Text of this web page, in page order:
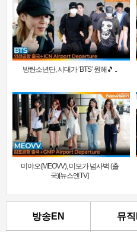
방탄소년단, 시대가 ‘BTS’ 원해🎵 ..
미야오(MEOVV), 미모가 넘사벽 (출
국)[뉴스엔TV]
방송EN 뮤